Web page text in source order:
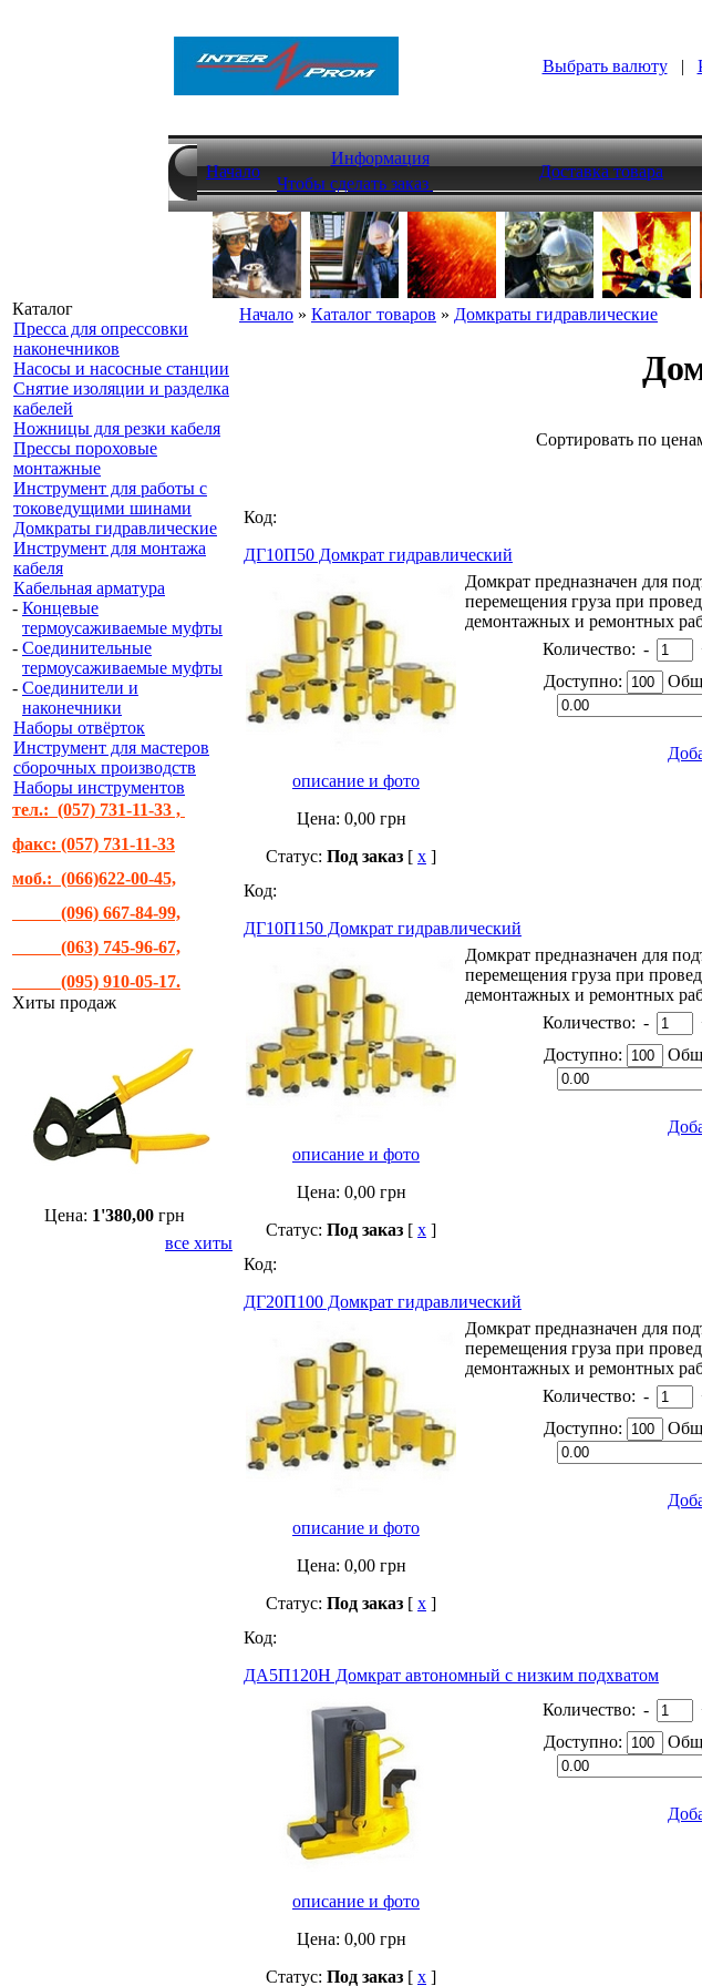
Выбрать валюту|
Начало
Информация
Чтобы сделать заказ
Доставка товара
Каталог
Пресса для опрессовки
наконечников
Насосы и насосные станции
Снятие изоляции и разделка
кабелей
Ножницы для резки кабеля
Прессы пороховые
монтажные
Инструмент для работы с
токоведущими шинами
Домкраты гидравлические
Инструмент для монтажа
кабеля
Кабельная арматура
- Концевые
термоусаживаемые муфты
- Соединительные
термоусаживаемые муфты
- Соединители и
наконечники
Наборы отвёрток
Инструмент для мастеров
сборочных производств
Наборы инструментов
тел.: (057) 731-11-33 ,
факс: (057) 731-11-33
моб.: (066)622-00-45,
(096) 667-84-99,
(063) 745-96-67,
(095) 910-05-17.
Хиты продаж
Цена: 1'380,00 грн
все хиты
Начало » Каталог товаров » Домкраты гидравлические
Cортировать по
Код:
ДГ10П50 Домкрат гидравлический
описание и фото
Цена: 0,00грн
Статус: Под заказ [ x ]
Домкрат предназначен для
перемещения груза при
демонтажных и ремонтных
Количество: -
Доступно:
Код:
ДГ10П150 Домкрат гидравлический
описание и фото
Цена: 0,00грн
Статус: Под заказ [ x ]
Домкрат предназначен для
перемещения груза при
демонтажных и ремонтных
Количество: -
Доступно:
Код:
ДГ20П100 Домкрат гидравлический
описание и фото
Цена: 0,00грн
Статус: Под заказ [ x ]
Домкрат предназначен для
перемещения груза при
демонтажных и ремонтных
Количество: -
Доступно:
Код:
ДА5П120Н Домкрат автономный с низким подхватом
описание и фото
Цена: 0,00грн
Статус: Под заказ [ x ]
Количество: -
Доступно: